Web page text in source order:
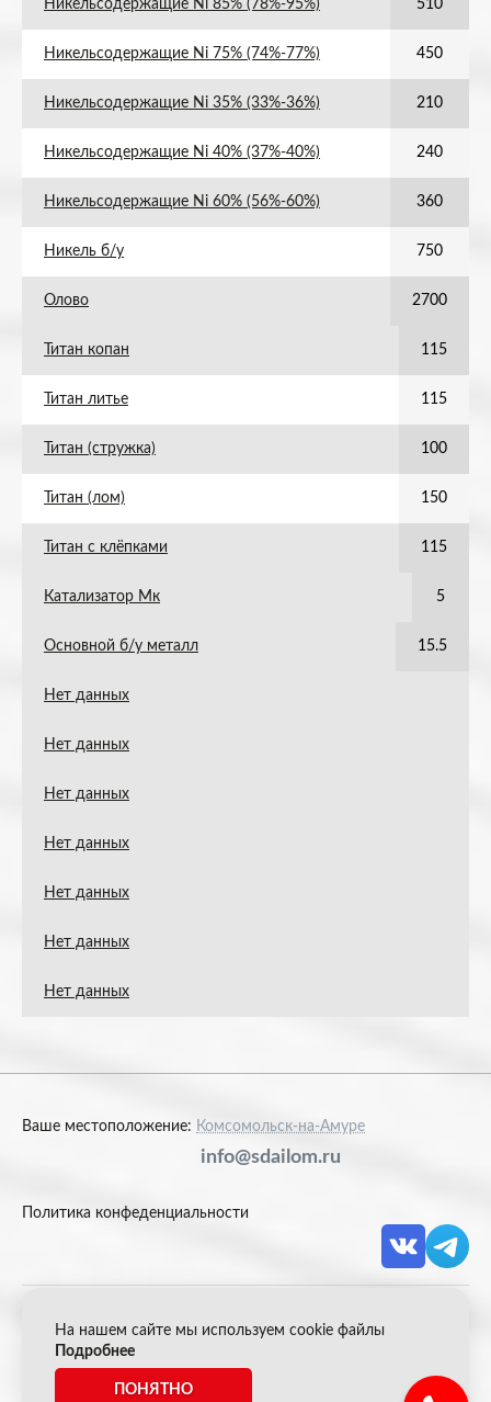
Никельсодержащие Ni 85% (78%-95%) 510
Никельсодержащие Ni 75% (74%-77%) 450
Никельсодержащие Ni 35% (33%-36%) 210
Никельсодержащие Ni 40% (37%-40%) 240
Никельсодержащие Ni 60% (56%-60%) 360
Никель б/у 750
Олово 2700
Титан копан 115
Титан литье 115
Титан (стружка) 100
Титан (лом) 150
Титан с клёпками 115
Катализатор Мк 5
Основной б/у металл 15.5
Нет данных
Нет данных
Нет данных
Нет данных
Нет данных
Нет данных
Нет данных
Ваше местоположение: Комсомольск-на-Амуре
info@sdailom.ru
Политика конфеденциальности
© 2026 Акрон Скрап
На нашем сайте мы используем cookie файлы
Подробнее
ПОНЯТНО